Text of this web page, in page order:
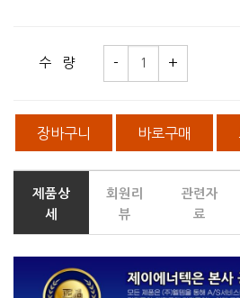
수 량
장바구니 바로구매
제품상
세
회원리
뷰
관련자
료